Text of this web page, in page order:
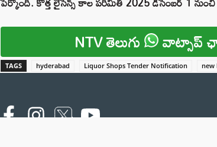
NTV తెలుగు వాట్సాప్
TAGS hyderabad Liquor Shops Tender Notification new